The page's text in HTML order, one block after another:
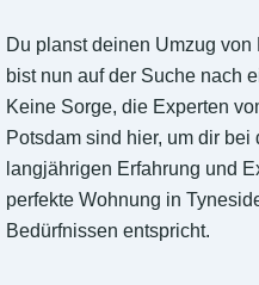
Du planst deinen Umzug
bist nun auf der Suche nach
Keine Sorge, die Experten
Potsdam sind hier, um dir
langjährigen Erfahrung und
perfekte Wohnung in
Bedürfnissen entspricht.